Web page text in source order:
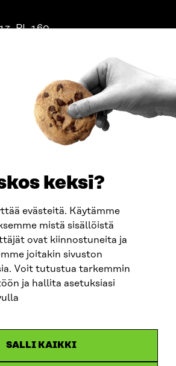
keksi?
evästeitä. Käytämme
mistä sisällöistä
ovat kiinnostuneita ja
joitakin sivuston
Voit tutustua tarkemmin
ja hallita asetuksiasi
SALLI KAIKKI
PL 160,
MEDIASSA